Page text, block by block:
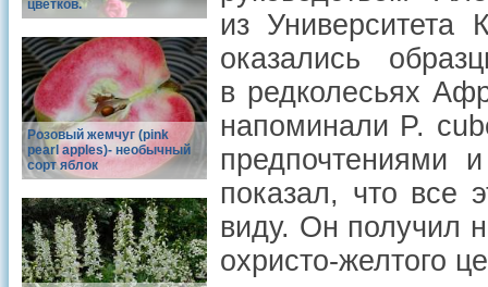
цветков.
Розовый жемчуг (pink
pearl apples)- необычный
сорт яблок
из Университета
оказались
в редколесьях
напоминали P.
предпочтениями
показал, что все
виду. Он получил
охристо-желтого